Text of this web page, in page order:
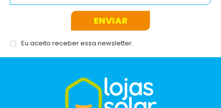
ENVIAR
Eu aceito receber essa newsletter.